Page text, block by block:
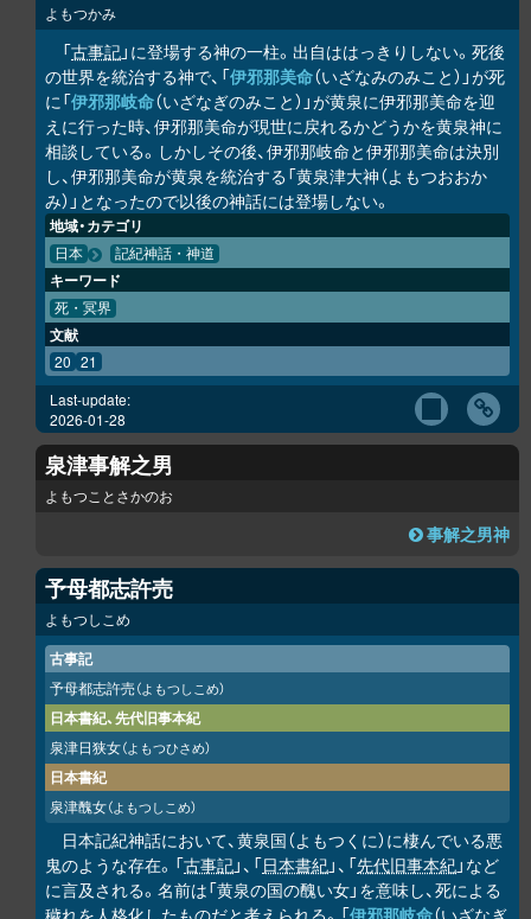
よもつかみ
「古事記」に登場する神の一柱。出自ははっきりしない。死後
の世界を統治する神で、「伊邪那美命（いざなみのみこと）」が死
に「伊邪那岐命（いざなぎのみこと）」が黄泉に伊邪那美命を迎
えに行った時、伊邪那美命が現世に戻れるかどうかを黄泉神に
相談している。しかしその後、伊邪那岐命と伊邪那美命は決別
し、伊邪那美命が黄泉を統治する「黄泉津大神（よもつおおか
み）」となったので以後の神話には登場しない。
地域・カテゴリ
日本 記紀神話・神道
キーワード
死・冥界
文献
20 21
Last-update:
2026-01-28
泉津事解之男
よもつことさかのお
事解之男神
予母都志許売
よもつしこめ
古事記
予母都志許売（よもつしこめ）
日本書紀、先代旧事本紀
泉津日狭女（よもつひさめ）
日本書紀
泉津醜女（よもつしこめ）
日本記紀神話において、黄泉国（よもつくに）に棲んでいる悪
鬼のような存在。「古事記」、「日本書紀」、「先代旧事本紀」など
に言及される。名前は「黄泉の国の醜い女」を意味し、死による
穢れを人格化したものだと考えられる。「伊邪那岐命（いざなぎ